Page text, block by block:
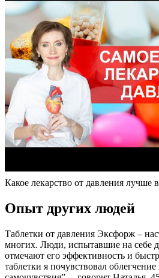
Какое лекарство от давления лучше
Опыт других людей
Таблетки от давления Эксфорж –
многих. Люди, испытавшие на себе
отмечают его эффективность и
таблетки я почувствовал